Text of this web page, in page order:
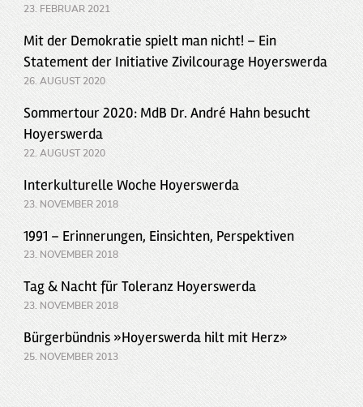
23. FEBRUAR 2021
Mit der Demokratie spielt man nicht! – Ein
Statement der Initiative Zivilcourage Hoyerswerda
26. AUGUST 2020
Sommertour 2020: MdB Dr. André Hahn besucht
Hoyerswerda
22. AUGUST 2020
Interkulturelle Woche Hoyerswerda
23. NOVEMBER 2018
1991 – Erinnerungen, Einsichten, Perspektiven
23. NOVEMBER 2018
Tag & Nacht für Toleranz Hoyerswerda
23. NOVEMBER 2018
Bürgerbündnis »Hoyerswerda hilt mit Herz»
25. NOVEMBER 2013